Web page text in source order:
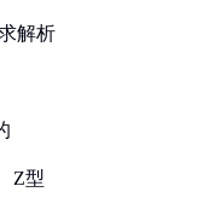
解析
Z型